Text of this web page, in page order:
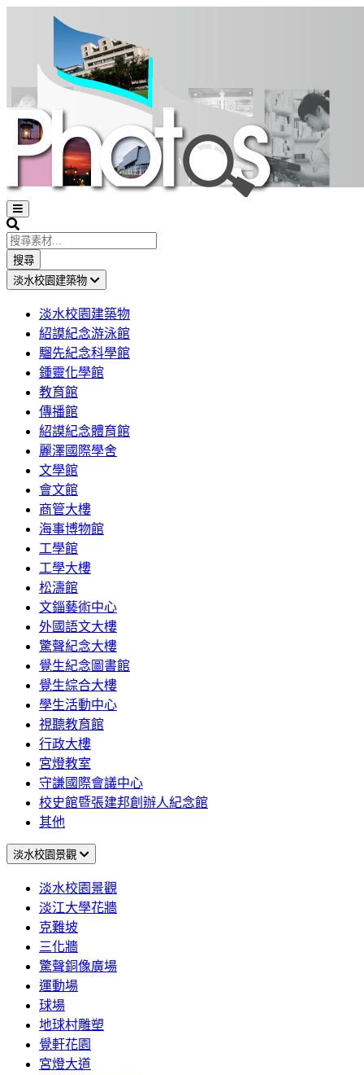
Open
sidebar
Search
搜尋
淡水校園建築物
淡水校園建築物
紹謨紀念游泳館
騮先紀念科學館
鍾靈化學館
教育館
傳播館
紹謨紀念體育館
麗澤國際學舍
文學館
會文館
商管大樓
海事博物館
工學館
工學大樓
松濤館
文錙藝術中心
外國語文大樓
驚聲紀念大樓
覺生紀念圖書館
覺生綜合大樓
學生活動中心
視聽教育館
行政大樓
宮燈教室
守謙國際會議中心
校史館暨張建邦創辦人紀念館
其他
淡水校園景觀
淡水校園景觀
淡江大學花牆
克難坡
三化牆
驚聲銅像廣場
運動場
球場
地球村雕塑
覺軒花園
宮燈大道